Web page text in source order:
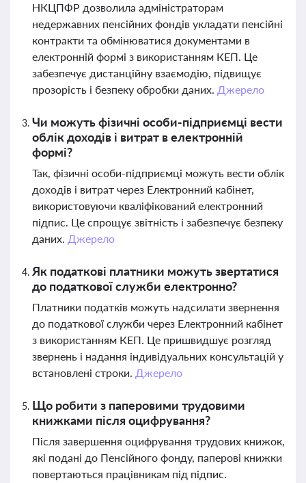
НКЦПФР дозволила адміністраторам
недержавних пенсійних фондів укладати пенсійні
контракти та обмінюватися документами в
електронній формі з використанням КЕП. Це
забезпечує дистанційну взаємодію, підвищує
прозорість і безпеку обробки даних. Джерело
Чи можуть фізичні особи-підприємці вести
облік доходів і витрат в електронній
формі?
Так, фізичні особи-підприємці можуть вести облік
доходів і витрат через Електронний кабінет,
використовуючи кваліфікований електронний
підпис. Це спрощує звітність і забезпечує безпеку
даних. Джерело
Як податкові платники можуть звертатися
до податкової служби електронно?
Платники податків можуть надсилати звернення
до податкової служби через Електронний кабінет
з використанням КЕП. Це пришвидшує розгляд
звернень і надання індивідуальних консультацій у
встановлені строки. Джерело
Що робити з паперовими трудовими
книжками після оцифрування?
Після завершення оцифрування трудових книжок,
які подані до Пенсійного фонду, паперові книжки
повертаються працівникам під підпис.